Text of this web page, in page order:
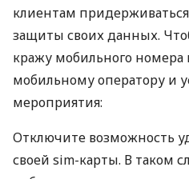
клиентам
защиты своих данных.
кражу мобильного номера
мобильному оператору и
мероприятия:
Отключите возможность
своей sim-карты. В таком